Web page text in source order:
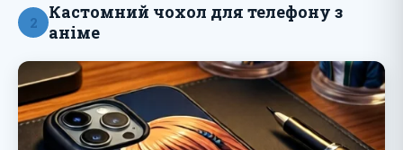
2
Кастомний чохол для телефону з
аніме